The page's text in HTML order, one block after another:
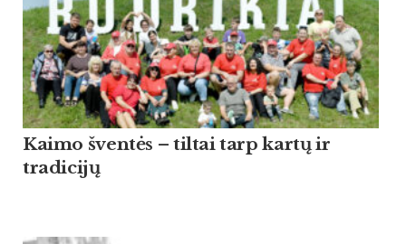
Kaimo šventės – tiltai tarp kartų ir
tradicijų